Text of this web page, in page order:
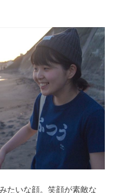
たいな顔。笑顔が素敵な